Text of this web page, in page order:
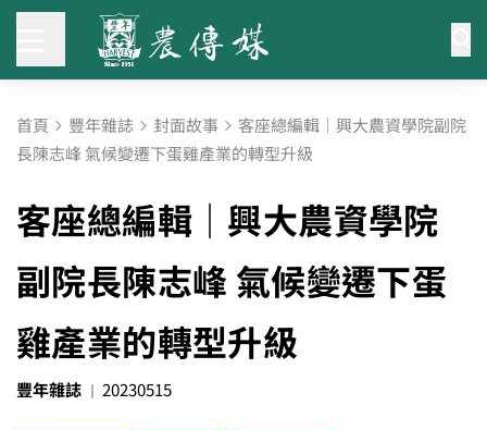
首頁 豐年雜誌 封面故事 客座總編輯｜興大農資學院副院
長陳志峰 氣候變遷下蛋雞產業的轉型升級
客座總編輯｜興大農資學院
副院長陳志峰 氣候變遷下蛋
雞產業的轉型升級
豐年雜誌 20230515